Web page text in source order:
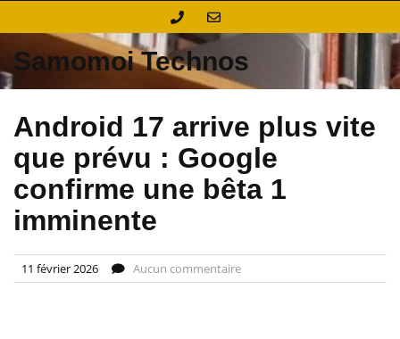
Samomoi Technos
Android 17 arrive plus vite
que prévu : Google
confirme une bêta 1
imminente
11 février 2026 Aucun commentaire